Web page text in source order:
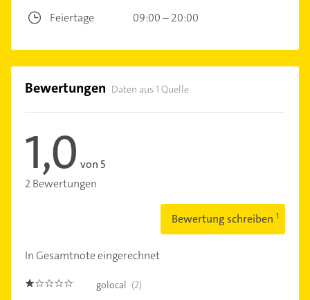
Feiertage
09:00 – 20:00
Bewertungen Daten aus 1 Quelle
1,0 von 5
2 Bewertungen
Bewertung schreiben
In Gesamtnote eingerechnet
1.0 golocal (2)